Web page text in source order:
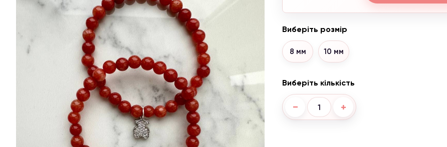
Виберіть розмір
8 мм 10 мм
Виберіть кількість
− +